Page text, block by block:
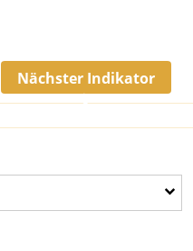
Nächster Indikator